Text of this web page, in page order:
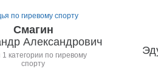
по гиревому спорту
Смагин
Александрович
категории по гиревому
спорту